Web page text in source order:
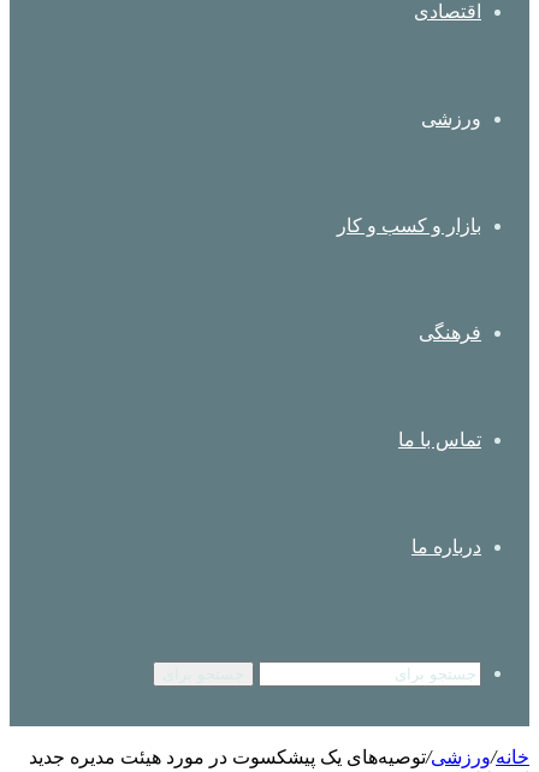
اقتصادی
ورزشی
بازار و کسب و کار
فرهنگی
تماس با ما
درباره ما
خانه/ورزشی/توصیه‌های یک پیشکسوت در مورد هیئت مدیره جدید